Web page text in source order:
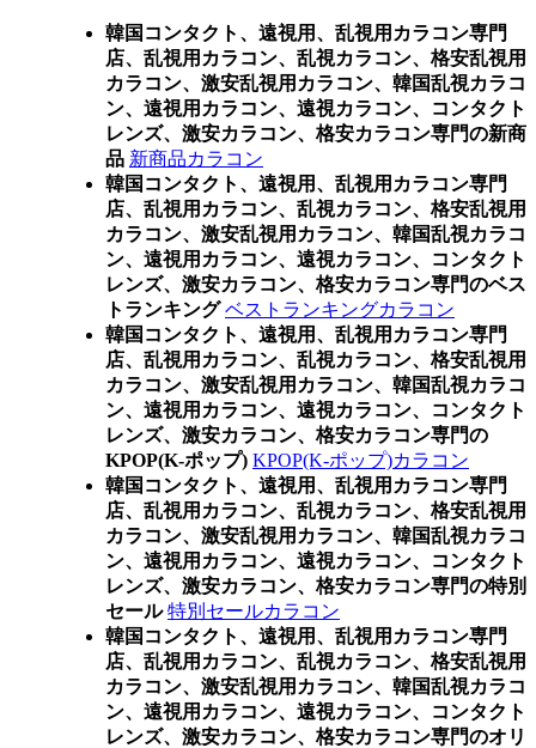
韓国コンタクト、遠視用、乱視用カラコン専門
店、乱視用カラコン、乱視カラコン、格安乱視用
カラコン、激安乱視用カラコン、韓国乱視カラコ
ン、遠視用カラコン、遠視カラコン、コンタクト
レンズ、激安カラコン、格安カラコン専門の新商
品 新商品カラコン
韓国コンタクト、遠視用、乱視用カラコン専門
店、乱視用カラコン、乱視カラコン、格安乱視用
カラコン、激安乱視用カラコン、韓国乱視カラコ
ン、遠視用カラコン、遠視カラコン、コンタクト
レンズ、激安カラコン、格安カラコン専門のベス
トランキング ベストランキングカラコン
韓国コンタクト、遠視用、乱視用カラコン専門
店、乱視用カラコン、乱視カラコン、格安乱視用
カラコン、激安乱視用カラコン、韓国乱視カラコ
ン、遠視用カラコン、遠視カラコン、コンタクト
レンズ、激安カラコン、格安カラコン専門の
KPOP(K-ポップ) KPOP(K-ポップ)カラコン
韓国コンタクト、遠視用、乱視用カラコン専門
店、乱視用カラコン、乱視カラコン、格安乱視用
カラコン、激安乱視用カラコン、韓国乱視カラコ
ン、遠視用カラコン、遠視カラコン、コンタクト
レンズ、激安カラコン、格安カラコン専門の特別
セール 特別セールカラコン
韓国コンタクト、遠視用、乱視用カラコン専門
店、乱視用カラコン、乱視カラコン、格安乱視用
カラコン、激安乱視用カラコン、韓国乱視カラコ
ン、遠視用カラコン、遠視カラコン、コンタクト
レンズ、激安カラコン、格安カラコン専門のオリ